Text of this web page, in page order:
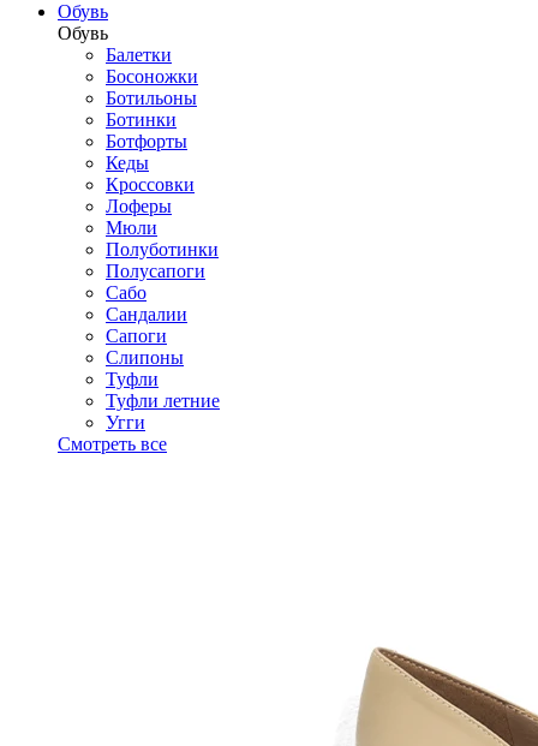
Обувь
Обувь
Балетки
Босоножки
Ботильоны
Ботинки
Ботфорты
Кеды
Кроссовки
Лоферы
Мюли
Полуботинки
Полусапоги
Сабо
Сандалии
Сапоги
Слипоны
Туфли
Туфли летние
Угги
Смотреть все